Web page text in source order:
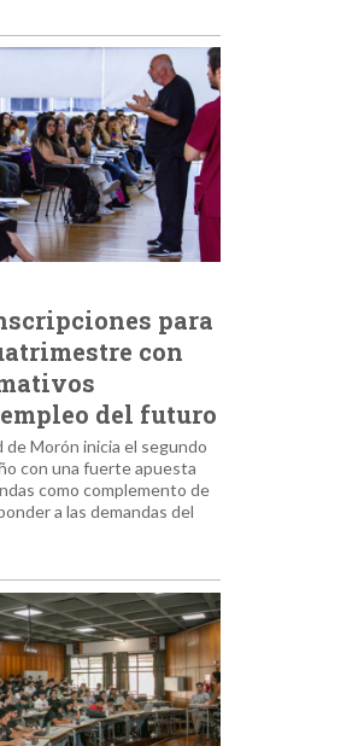
para
con
del futuro
de Morón inicia el segundo
con una fuerte apuesta
como complemento de
a las demandas del